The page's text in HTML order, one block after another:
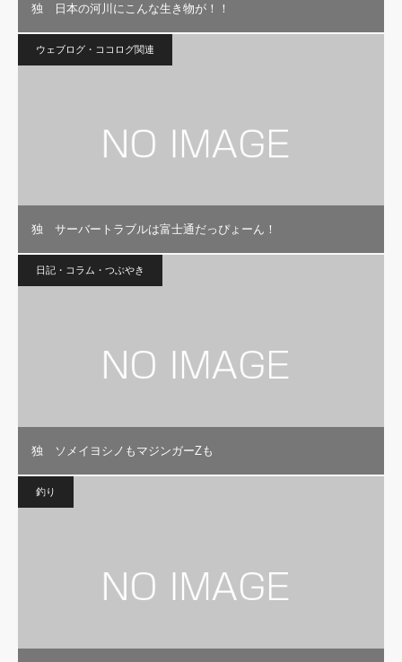
独 日本の河川にこんな生き物が！！
ウェブログ・ココログ関連
独 サーバートラブルは富士通だっぴょーん！
日記・コラム・つぶやき
独 ソメイヨシノもマジンガーZも
釣り